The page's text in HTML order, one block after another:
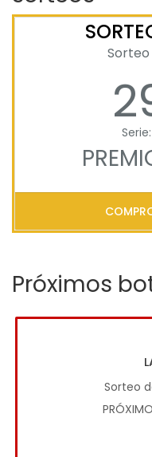
Próximos
Sorteo